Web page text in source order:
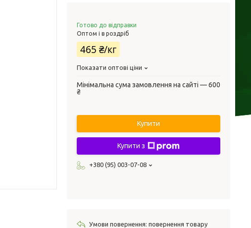
Готово до відправки
Оптом і в роздріб
465 ₴/кг
Показати оптові ціни
Мінімальна сума замовлення на сайті — 600
₴
Купити
Купити з
+380 (95) 003-07-08
повернення товару